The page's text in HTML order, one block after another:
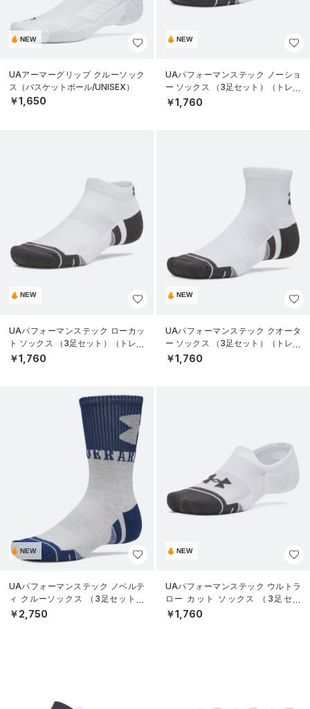
NEW
UAアーマーグリップ クルーソック
ス（バスケットボール/UNISEX）
￥1,650
NEW
UAパフォーマンステック ノーショ
ー ソックス （3足セット）（トレー
ニング/UNISEX）
￥1,760
NEW
UAパフォーマンステック ローカッ
ト ソックス （3足セット）（トレー
ニング/UNISEX）
￥1,760
NEW
UAパフォーマンステック クオータ
ー ソックス （3足セット）（トレー
ニング/UNISEX）
￥1,760
NEW
UAパフォーマンステック ノベルテ
ィ クルーソックス （3足セット）
（トレーニング/UNISEX）
￥2,750
NEW
UAパフォーマンステック ウルトラ
ロー カット ソックス （3足セッ
ト）（トレーニング/UNISEX）
￥1,760